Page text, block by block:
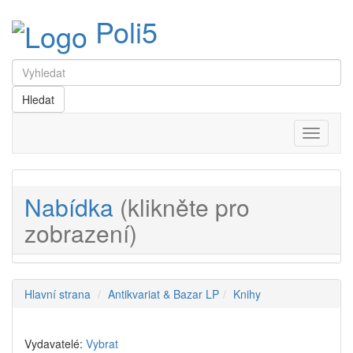
Poli5
Menu
Nabídka (klikněte pro
zobrazení)
Hlavní strana Antikvariat & Bazar LP Knihy
Vydavatelé: Vybrat